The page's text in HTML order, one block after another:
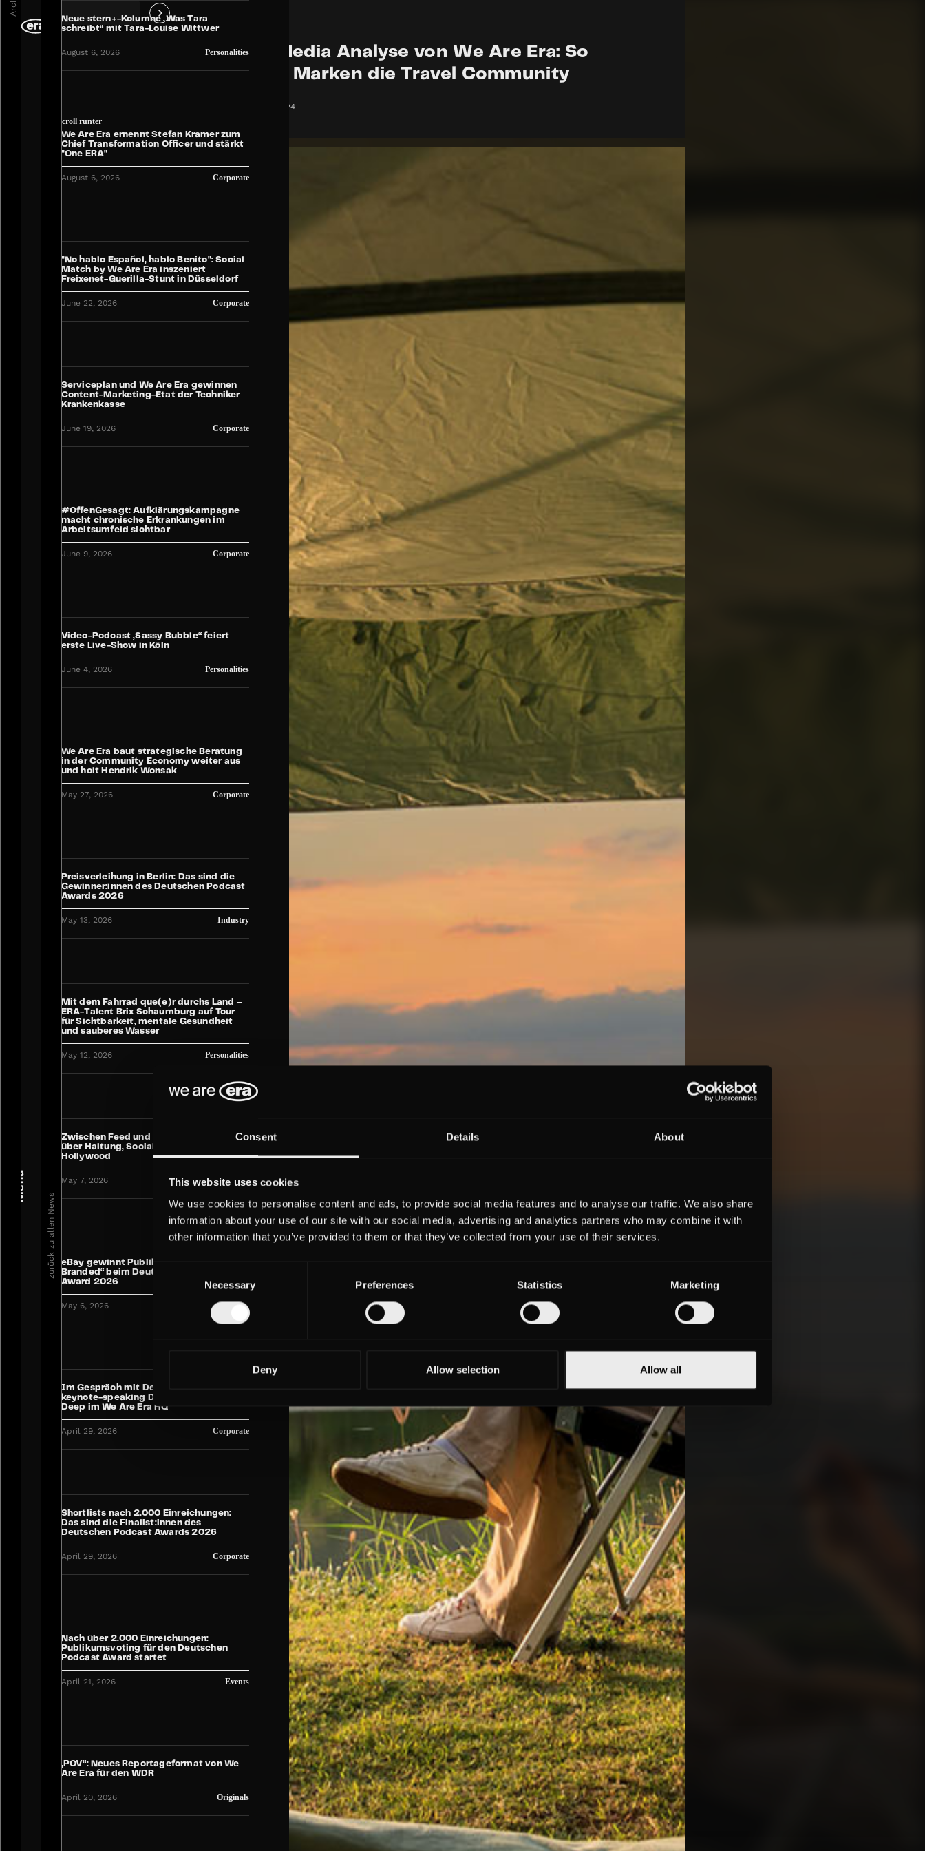
Consent Details About
This website uses cookies
We use cookies to personalise content and ads, to provide social media features and to analyse our traffic. We also share
information about your use of our site with our social media, advertising and analytics partners who may combine it with
other information that you’ve provided to them or that they’ve collected from your use of their services.
Consent
Necessary Preferences Statistics Marketing
Deny Allow selection Allow all
Menü
Scroll runter
Neue stern+-Kolumne „Was Tara
schreibt“ mit Tara-Louise Wittwer
August 6, 2026 Personalities
We Are Era ernennt Stefan Kramer zum
Chief Transformation Officer und stärkt
"One ERA"
August 6, 2026 Corporate
"No hablo Español, hablo Benito": Social
Match by We Are Era inszeniert
Freixenet-Guerilla-Stunt in Düsseldorf
June 22, 2026 Corporate
Serviceplan und We Are Era gewinnen
Content-Marketing-Etat der Techniker
Krankenkasse
June 19, 2026 Corporate
#OffenGesagt: Aufklärungskampagne
macht chronische Erkrankungen im
Arbeitsumfeld sichtbar
June 9, 2026 Corporate
Video-Podcast „Sassy Bubble“ feiert
erste Live-Show in Köln
June 4, 2026 Personalities
We Are Era baut strategische Beratung
in der Community Economy weiter aus
und holt Hendrik Wonsak
May 27, 2026 Corporate
Preisverleihung in Berlin: Das sind die
Gewinner:innen des Deutschen Podcast
Awards 2026
May 13, 2026 Industry
Mit dem Fahrrad que(e)r durchs Land ‒
ERA-Talent Brix Schaumburg auf Tour
für Sichtbarkeit, mentale Gesundheit
und sauberes Wasser
May 12, 2026 Personalities
Zwischen Feed und Filmset: Jana Riva
über Haltung, Social Media und
Hollywood
May 7, 2026 Personalities
eBay gewinnt Publikumspreis “Brand &
Branded“ beim Deutschen Podcast
Award 2026
May 6, 2026 Industry
Im Gespräch mit Deutschlands erster
keynote-speaking Drag Queen: Meryl
Deep im We Are Era HQ
April 29, 2026 Corporate
Shortlists nach 2.000 Einreichungen:
Das sind die Finalist:innen des
Deutschen Podcast Awards 2026
April 29, 2026 Corporate
Nach über 2.000 Einreichungen:
Publikumsvoting für den Deutschen
Podcast Award startet
April 21, 2026 Events
„POV“: Neues Reportageformat von We
Are Era für den WDR
April 20, 2026 Originals
zurück zu allen News
Social Media Analyse von We Are Era: So
erobern Marken die Travel Community
September 12, 2024